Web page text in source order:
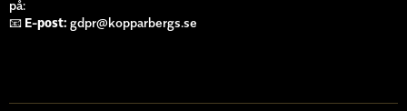
på:
📧 E-post: gdpr@kopparbergs.se